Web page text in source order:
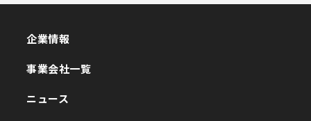
企業情報
事業会社一覧
ニュース